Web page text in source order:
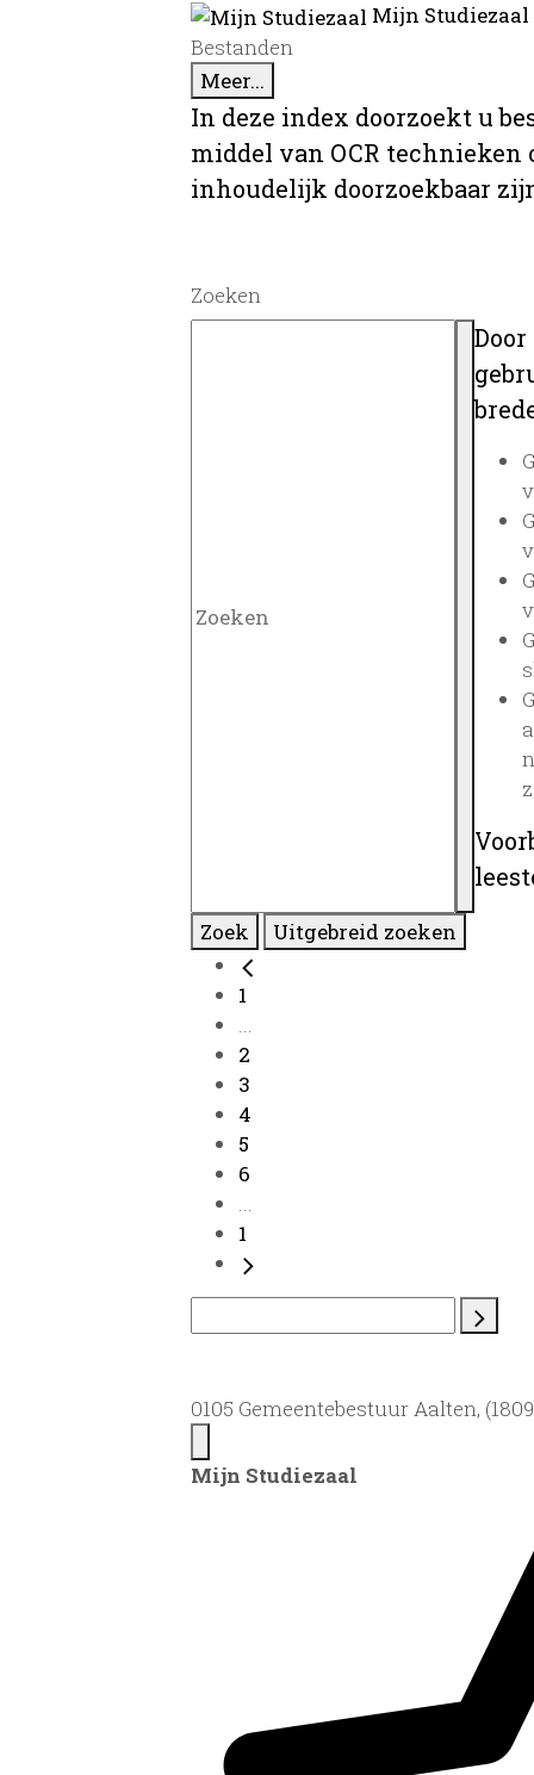
Mijn
Bestanden
Meer...
In deze index doorzoekt u
middel van OCR
inhoudelijk doorzoekbaar
Zoeken
Zoek Uitgebreid zoeken
1
...
2
3
4
5
6
...
1
0105 Gemeentebestuur Aalten,
Mijn Studiezaal